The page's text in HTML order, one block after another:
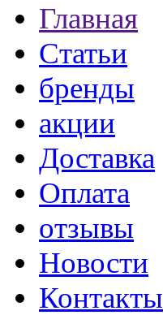
Главная
Статьи
бренды
акции
Доставка
Оплата
отзывы
Новости
Контакты